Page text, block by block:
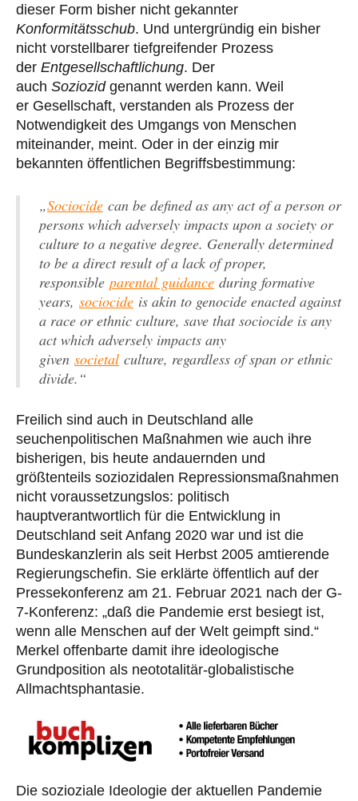
dieser Form bisher nicht gekannter
Konformitätsschub. Und untergründig ein bisher
nicht vorstellbarer tiefgreifender Prozess
der Entgesellschaftlichung. Der
auch Soziozidgenannt werden kann. Weil
er Gesellschaft, verstanden als Prozess der
Notwendigkeit des Umgangs von Menschen
miteinander, meint. Oder in der einzig mir
bekannten öffentlichen Begriffsbestimmung:
„Sociocide can be defined as any act of a person or
persons which adversely impacts upon a society or
culture to a negative degree. Generally determined
to be a direct result of a lack of proper,
responsible parental guidance during formative
years, sociocide is akin to genocide enacted against
a race or ethnic culture, save that sociocide is any
act which adversely impacts any
given societal culture, regardless of span or ethnic
divide.“
Freilich sind auch in Deutschland alle
seuchenpolitischen Maßnahmen wie auch ihre
bisherigen, bis heute andauernden und
größtenteils soziozidalen Repressionsmaßnahmen
nicht voraussetzungslos: politisch
hauptverantwortlich für die Entwicklung in
Deutschland seit Anfang 2020 war und ist die
Bundeskanzlerin als seit Herbst 2005 amtierende
Regierungschefin. Sie erklärte öffentlich auf der
Pressekonferenz am 21. Februar 2021 nach der G-
7-Konferenz: „daß die Pandemie erst besiegt ist,
wenn alle Menschen auf der Welt geimpft sind.“
Merkel offenbarte damit ihre ideologische
Grundposition als neototalitär-globalistische
Allmachtsphantasie.
Die sozioziale Ideologie der aktuellen Pandemie